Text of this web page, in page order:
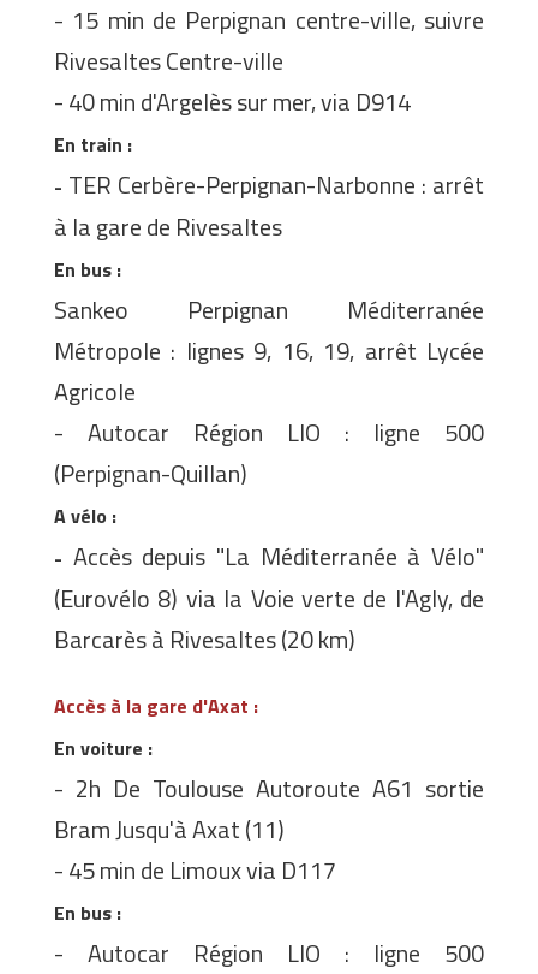
- 15 min de Perpignan centre-ville, suivre
Rivesaltes Centre-ville
- 40 min d'Argelès sur mer, via D914
En train :
- TER Cerbère-Perpignan-Narbonne : arrêt
à la gare de Rivesaltes
En bus :
Sankeo Perpignan Méditerranée
Métropole : lignes 9, 16, 19, arrêt Lycée
Agricole
- Autocar Région LIO : ligne 500
(Perpignan-Quillan)
A vélo :
- Accès depuis "La Méditerranée à Vélo"
(Eurovélo 8) via la Voie verte de l'Agly, de
Barcarès à Rivesaltes (20 km)
Accès à la gare d'Axat :
En voiture :
- 2h De Toulouse Autoroute A61 sortie
Bram Jusqu'à Axat (11)
- 45 min de Limoux via D117
En bus :
- Autocar Région LIO : ligne 500